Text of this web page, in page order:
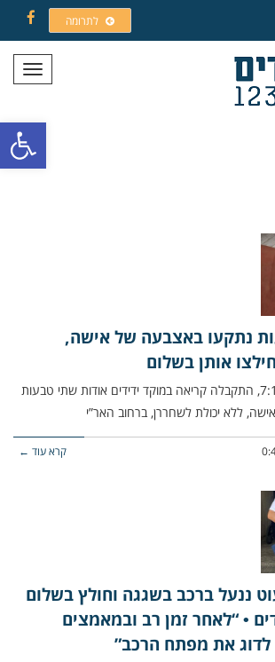
פתח
לתרומה
תפריט
נתקעו באצבעה של אישה,
אותן בשלום
היום (חמישי) בשעה 7:14, התקבלה קריאה במוקד ידידים אודות שתי טבעות
ללא יכולת לשחררן, ברחוב האר”י
קרא עוד ←
ננעל ברכב בשגגה וחולץ בשלום
• “לאחר זמן רב ובמאמצים
לדוג את מפתח הרכב”